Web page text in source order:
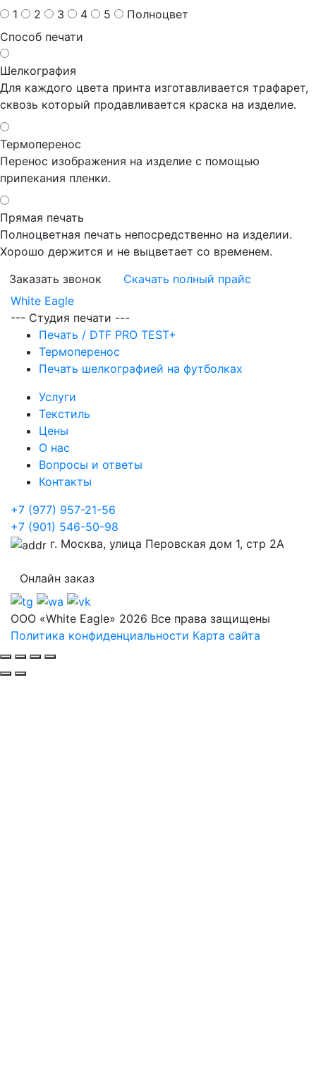
1
2 3 4 5
Полноцвет
Способ печати
Шелкография
Для каждого цвета принта изготавливается трафарет,
сквозь который продавливается краска на изделие.
Термоперенос
Перенос изображения на изделие с помощью
припекания пленки.
Прямая печать
Полноцветная печать непосредственно на изделии.
Хорошо держится и не выцветает со временем.
Заказать звонок
Скачать полный прайс
White Eagle
--- Студия печати ---
Печать / DTF PRO TEST+
Термоперенос
Печать шелкографией на футболках
Услуги
Текстиль
Цены
О нас
Вопросы и ответы
Контакты
+7 (977) 957-21-56
+7 (901) 546-50-98
г. Москва, улица Перовская дом 1, стр 2А
Онлайн заказ
ООО «White Eagle» 2026 Все права защищены
Политика конфиденциальности Карта сайта